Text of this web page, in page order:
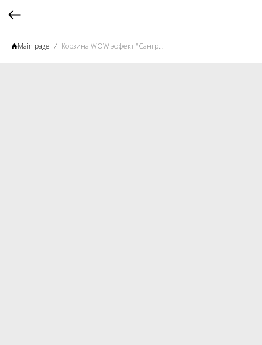
Main page Корзина WOW эффект "Сангрия"